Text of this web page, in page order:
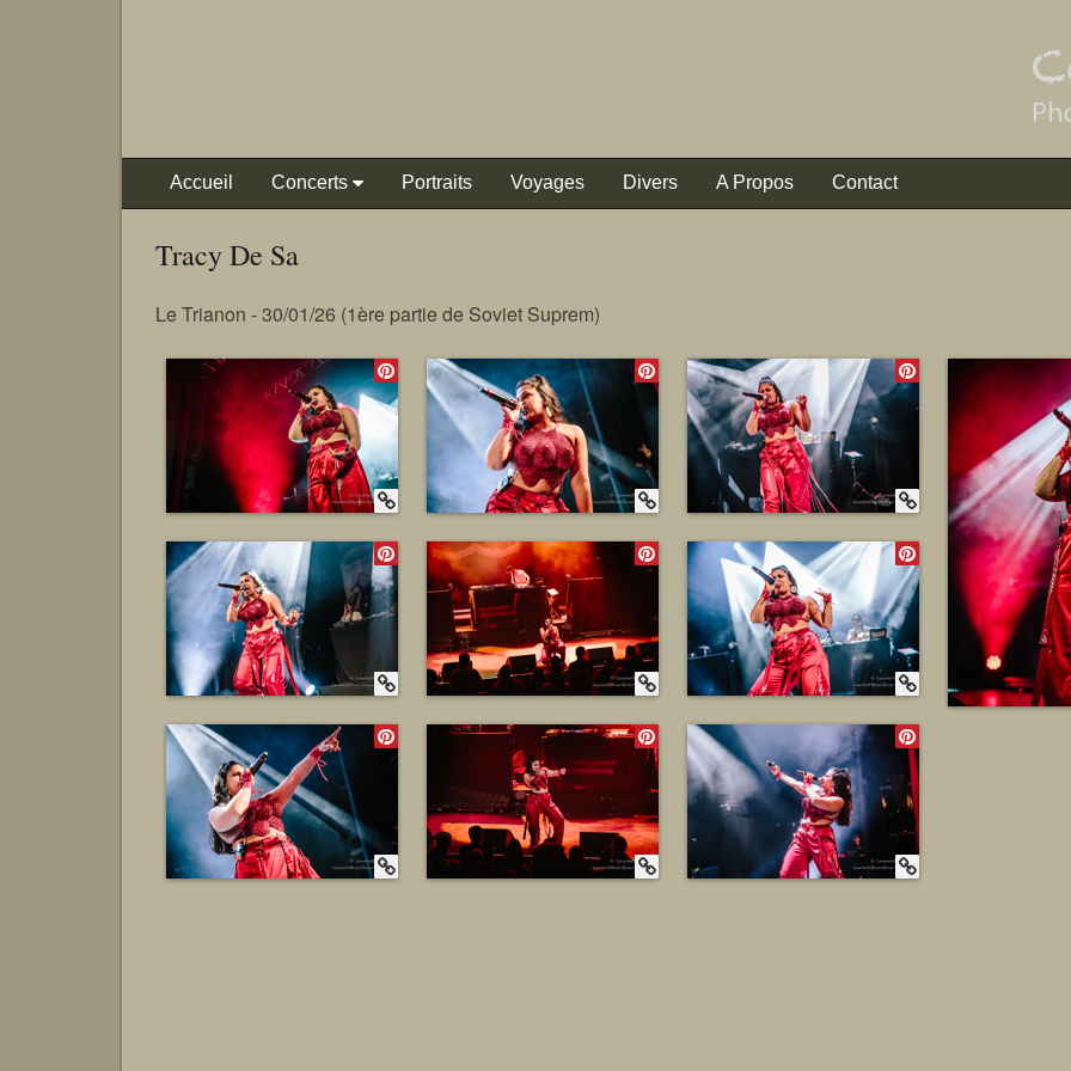
Accueil Concerts Portraits Voyages Divers A Propos Contact
Tracy De Sa
Le Trianon - 30/01/26 (1ère partie de Soviet Suprem)